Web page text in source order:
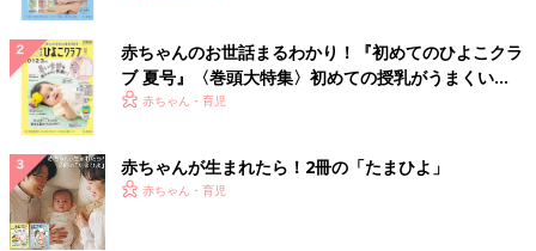
赤ちゃんのお世話まるわかり！『初めてのひよこクラ
ブ 夏号』〈巻頭大特集〉初めての授乳がうまくい
く！ おっぱい・ミルクの基本と夏のトラブル 解決テ
赤ちゃん・育児
赤ちゃんが生まれたら！2冊の「たまひよ」
赤ちゃん・育児